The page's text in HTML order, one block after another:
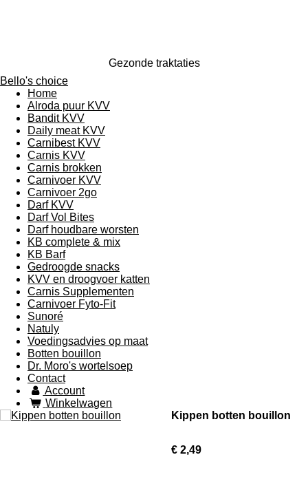
Gezonde traktaties
Bello's choice
Home
Alroda puur KVV
Bandit KVV
Daily meat KVV
Carnibest KVV
Carnis KVV
Carnis brokken
Carnivoer KVV
Carnivoer 2go
Darf KVV
Darf Vol Bites
Darf houdbare worsten
KB complete & mix
KB Barf
Gedroogde snacks
KVV en droogvoer katten
Carnis Supplementen
Carnivoer Fyto-Fit
Sunoré
Natuly
Voedingsadvies op maat
Botten bouillon
Dr. Moro's wortelsoep
Contact
Account
Winkelwagen
Kippen botten bouillon
€ 2,49